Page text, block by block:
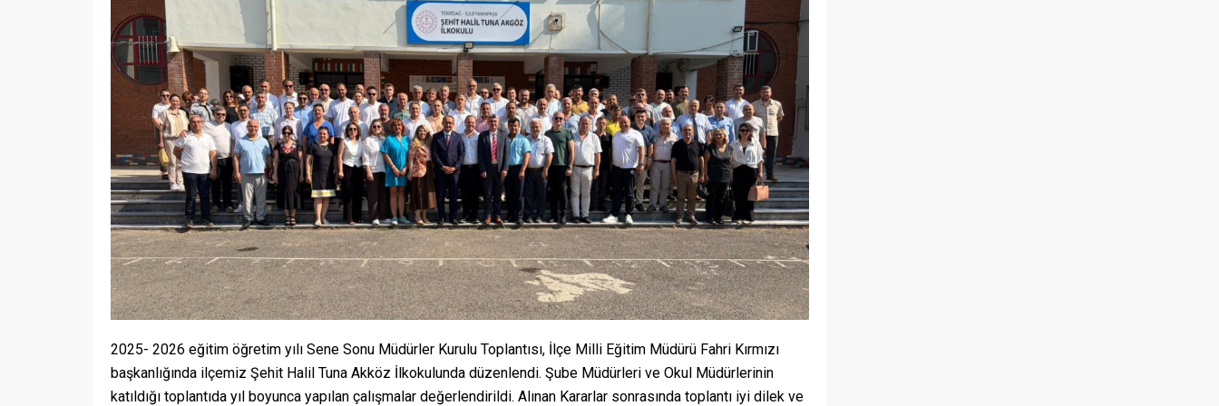
2025- 2026 eğitim öğretim yılı Sene Sonu Müdürler Kurulu Toplantısı, İlçe Milli Eğitim Müdürü Fahri Kırmızı
başkanlığında ilçemiz Şehit Halil Tuna Akköz İlkokulunda düzenlendi. Şube Müdürleri ve Okul Müdürlerinin
katıldığı toplantıda yıl boyunca yapılan çalışmalar değerlendirildi. Alınan Kararlar sonrasında toplantı iyi dilek ve